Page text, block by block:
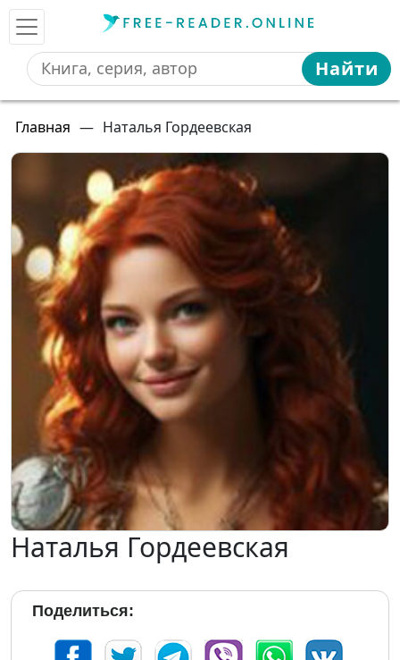
Найти
Главная — Наталья Гордеевская
Наталья Гордеевская
Поделиться: